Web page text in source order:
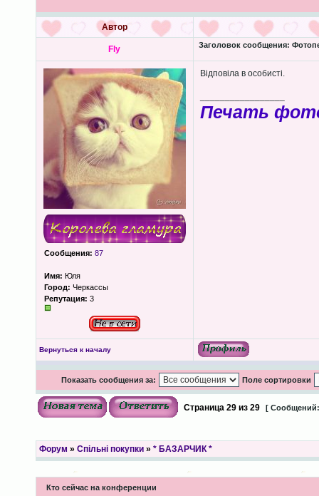
Автор
Fly Заголовок сообщения:
Сообщения: 87
Имя: Юля
Город: Черкассы
Репутация: 3
Відповіла в особисті.
Печать
Вернуться к началу
Показать сообщения за: Поле сортировки
Страница 29из 29 [
Форум » Спільні покупки» * БАЗАРЧИК *
Кто сейчас на конференции